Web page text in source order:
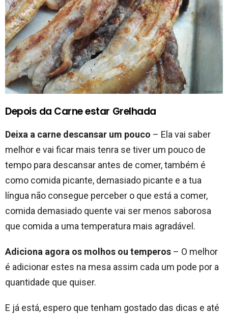
Depois da Carne estar Grelhada
Deixa a carne descansar um pouco – Ela vai saber
melhor e vai ficar mais tenra se tiver um pouco de
tempo para descansar antes de comer, também é
como comida picante, demasiado picante e a tua
língua não consegue perceber o que está a comer,
comida demasiado quente vai ser menos saborosa
que comida a uma temperatura mais agradável.
Adiciona agora os molhos ou temperos – O melhor
é adicionar estes na mesa assim cada um pode por a
quantidade que quiser.
E já está, espero que tenham gostado das dicas e até